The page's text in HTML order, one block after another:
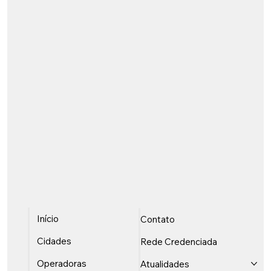
Início
Cidades
Operadoras
Contato
Rede Credenciada
Atualidades